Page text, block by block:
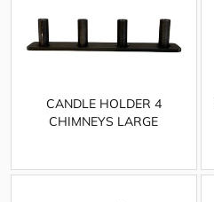
CANDLE HOLDER 4
CHIMNEYS LARGE